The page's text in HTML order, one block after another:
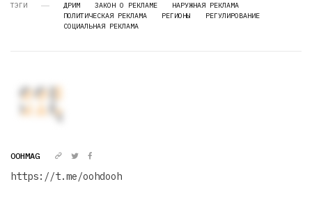
ТЭГИ ДРИМ ЗАКОН О РЕКЛАМЕ
НАРУЖНАЯ РЕКЛАМА
ПОЛИТИЧЕСКАЯ РЕКЛАМА
РЕГИОНЫ
РЕГУЛИРОВАНИЕ
СОЦИАЛЬНАЯ РЕКЛАМА
OOHMAG
https://t.me/oohdooh